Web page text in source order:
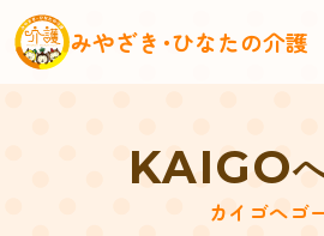
みやざき･ひなたの介護
カイゴへゴ
KAIGO